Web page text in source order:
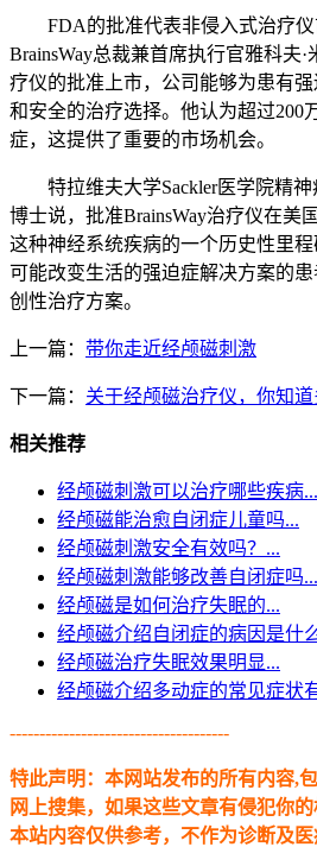
FDA的批准代表非侵入式治疗仪
BrainsWay总裁兼首席执行官雅科夫
疗仪的批准上市，公司能够为患有
和安全的治疗选择。他认为超过200
症，这提供了重要的市场机会。
特拉维夫大学Sackler医学院精神
博士说，批准BrainsWay治疗仪在美
这种神经系统疾病的一个历史性里
可能改变生活的强迫症解决方案的
创性治疗方案。
上一篇： 带你走近经颅磁刺激
下一篇： 关于经颅磁治疗仪，你知道
相关推荐
经颅磁刺激可以治疗哪些疾病...
经颅磁能治愈自闭症儿童吗...
经颅磁刺激安全有效吗？...
经颅磁刺激能够改善自闭症吗...
经颅磁是如何治疗失眠的...
经颅磁介绍自闭症的病因是什
经颅磁治疗失眠效果明显...
经颅磁介绍多动症的常见症状
-------------------------------------
特此声明：本网站发布的所有内容,
网上搜集，如果这些文章有侵犯你的
本站内容仅供参考，不作为诊断及